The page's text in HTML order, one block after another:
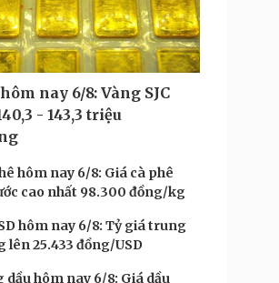
nay 6/8: Vàng SJC
- 143,3 triệu
hôm nay 6/8: Giá cà phê
cao nhất 98.300 đồng/kg
hôm nay 6/8: Tỷ giá trung
lên 25.433 đồng/USD
dầu hôm nay 6/8: Giá dầu